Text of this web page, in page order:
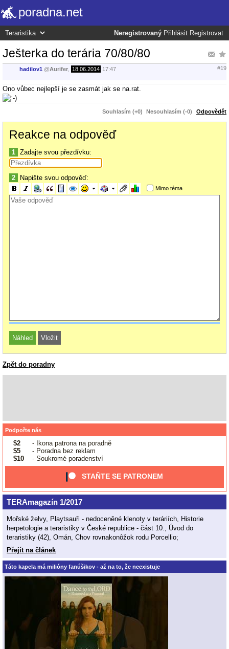
poradna.net
Neregistrovaný Přihlásit Registrovat
Ješterka do terária 70/80/80
hadilov1 @Aurifer 18.06.2014 17:47 #19
Ono vůbec nejlepší je se zasmát jak se na.rat.
Souhlasím (+0) Nesouhlasím (-0) Odpovědět
Reakce na odpověď
1 Zadajte svou přezdívku:
2 Napište svou odpověď:
Mimo téma
Zpět do poradny
Podpořte nás
$2
- Ikona patrona na poradně
$5
- Poradna bez reklam
$10
- Soukromé poradenství
STAŇTE SE PATRONEM
TERAmagazín 1/2017
Mořské želvy, Playtsauři - nedoceněné klenoty v teráriích, Historie
herpetologie a teraristiky v České republice - část 10., Úvod do
teraristiky (42), Omán, Chov rovnakonôžok rodu Porcellio;
Přejít na článek
Táto kapela má milióny fanúšikov - až na to, že neexistuje